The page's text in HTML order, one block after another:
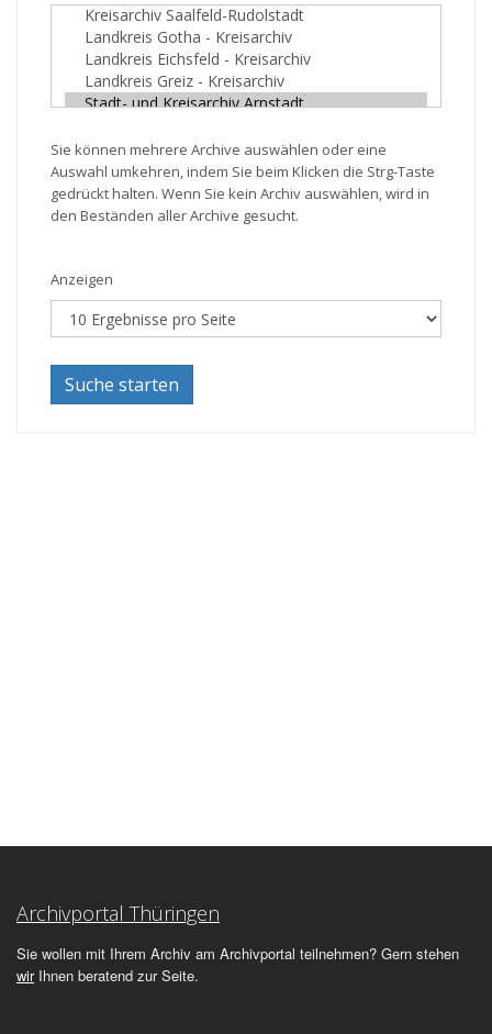
Sie können mehrere Archive auswählen oder eine
Auswahl umkehren, indem Sie beim Klicken die Strg-Taste
gedrückt halten. Wenn Sie kein Archiv auswählen, wird in
den Beständen aller Archive gesucht.
Anzeigen
Suche starten
Archivportal Thüringen
Sie wollen mit Ihrem Archiv am Archivportal teilnehmen? Gern stehen
wirIhnen beratend zur Seite.